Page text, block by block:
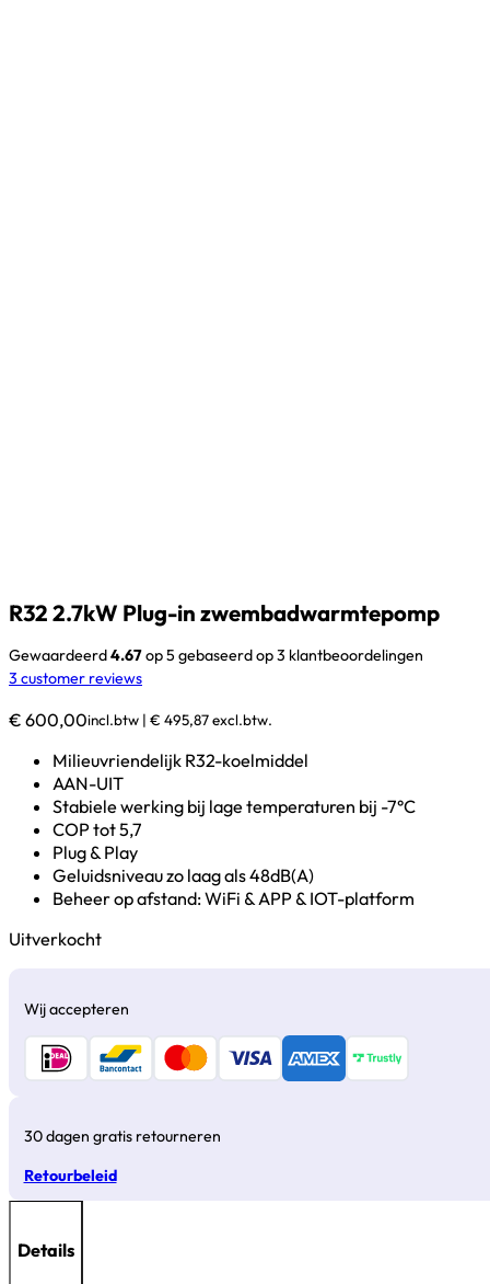
R32 2.7kW Plug-in zwembadwarmtepomp
Gewaardeerd4.67op 5 gebaseerd op3 klantbeoordelingen
3 customer reviews
€ 600,00incl.btw | € 495,87excl.btw.
Milieuvriendelijk R32-koelmiddel
AAN-UIT
Stabiele werking bij lage temperaturen bij -7°C
COP tot 5,7
Plug & Play
Geluidsniveau zo laag als 48dB(A)
Beheer op afstand: WiFi & APP & IOT-platform
Uitverkocht
Wij accepteren
30 dagen gratis retourneren
Retourbeleid
Details